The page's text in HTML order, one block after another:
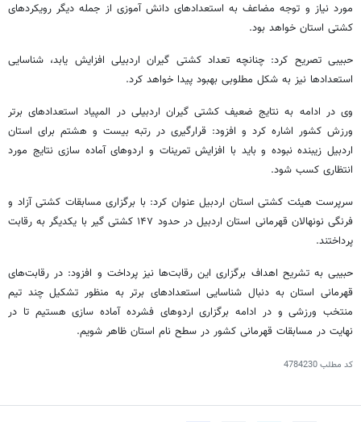
مورد نیاز و توجه مضاعف به استعدادهای دانش آموزی از جمله دیگر رویکردهای
کشتی استان خواهد بود.
حبیبی تصریح کرد: چنانچه تعداد کشتی گیران اردبیلی افزایش یابد، شناسایی
استعدادها نیز به شکل مطلوبی بهبود پیدا خواهد کرد.
وی در ادامه به نتایج ضعیف کشتی گیران اردبیلی در المپیاد استعدادهای برتر
ورزش کشور اشاره کرد و افزود: قرارگیری در رتبه بیست و هشتم برای استان
اردبیل زیبنده نبوده و باید با افزایش تمرینات و اردوهای آماده سازی نتایج مورد
انتظاری کسب شود.
سرپرست هیئت کشتی استان اردبیل عنوان کرد: با برگزاری مسابقات کشتی آزاد و
فرنگی نونهالان قهرمانی استان اردبیل در حدود ۱۴۷ کشتی گیر با یکدیگر به رقابت
پرداختند.
حبیبی به تشریح اهداف برگزاری این رقابت‌ها نیز پرداخت و افزود: در رقابت‌های
قهرمانی استان به دنبال شناسایی استعدادهای برتر به منظور تشکیل چند تیم
منتخب ورزشی و در ادامه برگزاری اردوهای فشرده آماده سازی هستیم تا در
نهایت در مسابقات قهرمانی کشور در سطح نام استان ظاهر شویم.
کد مطلب4784230